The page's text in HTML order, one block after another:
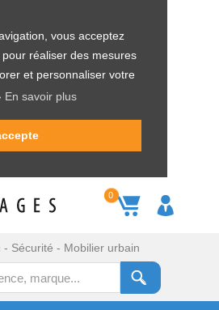
vous acceptez
réaliser des mesures
et personnaliser votre
En savoir plus
0
- Sécurité - Mobilier urbain